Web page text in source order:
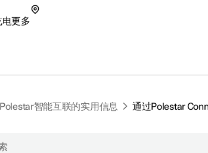
电更多
智能互联的实用信息 通过Polestar